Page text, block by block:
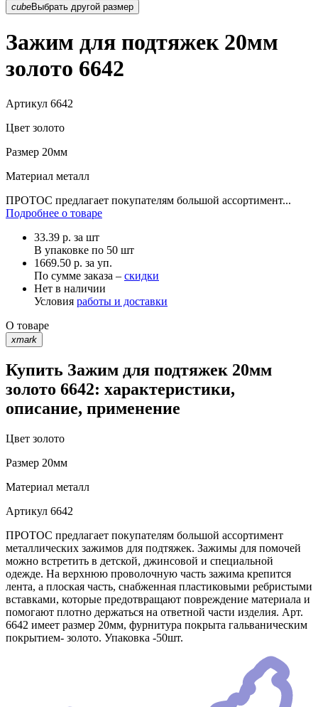
cubeВыбрать другой размер
Зажим для подтяжек 20мм
золото 6642
Артикул 6642
Цвет золото
Размер 20мм
Материал металл
ПРОТОС предлагает покупателям большой ассортимент...
Подробнее о товаре
33.39 р. за шт
В упаковке по 50 шт
1669.50 р. за уп.
По сумме заказа – скидки
Нет в наличии
Условия работы и доставки
О товаре
xmark
Купить Зажим для подтяжек 20мм
золото 6642: характеристики,
описание, применение
Цвет золото
Размер 20мм
Материал металл
Артикул 6642
ПРОТОС предлагает покупателям большой ассортимент
металлических зажимов для подтяжек. Зажимы для помочей
можно встретить в детской, джинсовой и специальной
одежде. На верхнюю проволочную часть зажима крепится
лента, а плоская часть, снабженная пластиковыми ребристыми
вставками, которые предотвращают повреждение материала и
помогают плотно держаться на ответной части изделия. Арт.
6642 имеет размер 20мм, фурнитура покрыта гальваническим
покрытием- золото. Упаковка -50шт.